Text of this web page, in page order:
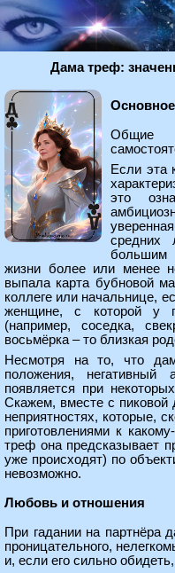
Дама треф:
Если эта
это
средних
большим
жизни более или менее
выпала карта бубновой
коллеге или начальнице,
женщине, с которой у
(например, соседка,
восьмёрка – то близкая
Несмотря на то, что
положения,
появляется при
Скажем, вместе с
неприятностях, которые,
приготовлениями к
треф она предсказывает
уже происходят) по
невозможно.
Любовь и отношения
При гадании на партнёра
проницательного,
и, если его сильно обидеть,